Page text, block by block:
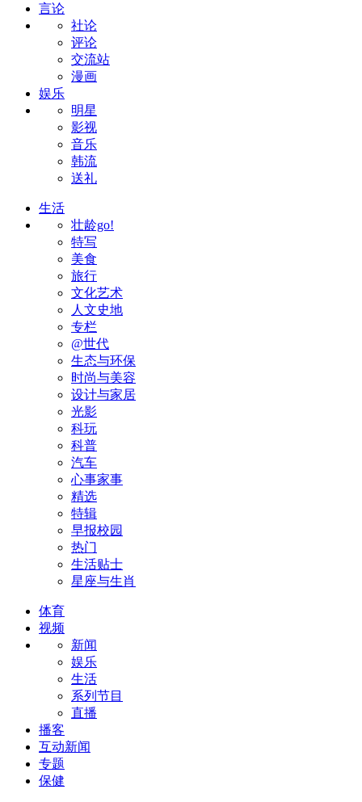
言论
社论
评论
交流站
漫画
娱乐
明星
影视
音乐
韩流
送礼
生活
壮龄go!
特写
美食
旅行
文化艺术
人文史地
专栏
@世代
生态与环保
时尚与美容
设计与家居
光影
科玩
科普
汽车
心事家事
精选
特辑
早报校园
热门
生活贴士
星座与生肖
体育
视频
新闻
娱乐
生活
系列节目
直播
播客
互动新闻
专题
保健